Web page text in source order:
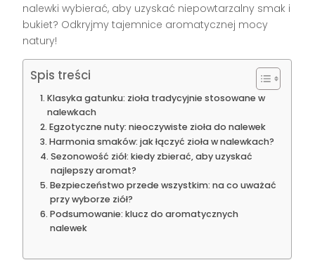
nalewki wybierać, aby uzyskać niepowtarzalny smak i
bukiet? Odkryjmy tajemnice aromatycznej mocy
natury!
Spis treści
Klasyka gatunku: zioła tradycyjnie stosowane w
nalewkach
Egzotyczne nuty: nieoczywiste zioła do nalewek
Harmonia smaków: jak łączyć zioła w nalewkach?
Sezonowość ziół: kiedy zbierać, aby uzyskać
najlepszy aromat?
Bezpieczeństwo przede wszystkim: na co uważać
przy wyborze ziół?
Podsumowanie: klucz do aromatycznych
nalewek